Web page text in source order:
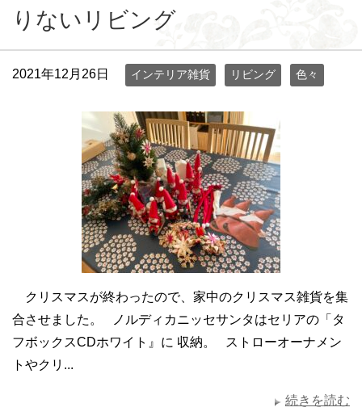
りないリビング
2021年12月26日 インテリア雑貨 リビング 色々
クリスマスが終わったので、家中のクリスマス雑貨を集
合させました。 ノルディカニッセサンタはセリアの「タ
フボックスCDホワイト』に 収納。 ストローオーナメン
トやクリ...
続きを読む